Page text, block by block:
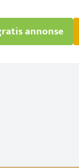
annonse